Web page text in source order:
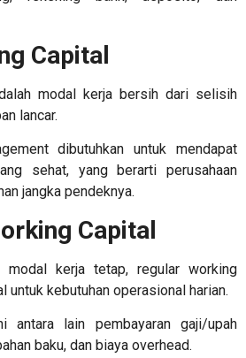
Capital
modal kerja bersih dari selisih
lancar.
dibutuhkan untuk mendapat
sehat, yang berarti perusahaan
jangka pendeknya.
Capital
modal kerja tetap, regular working
untuk kebutuhan operasional harian.
antara lain pembayaran gaji/upah
baku, dan biaya overhead.